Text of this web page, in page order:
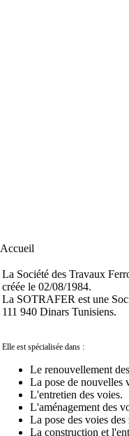
Accueil
La Société des Travaux
créée le 02/08/1984.
La SOTRAFER est une
111 940 Dinars Tunisiens.
Elle est spécialisée dans :
Le renouvellement
La pose de nouvelles
L'entretien des voies.
L'aménagement des
La pose des voies des
La construction et